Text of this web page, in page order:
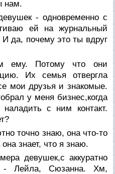
нам.
- одновременно с
ей на журнальный
да, почему это ты вдруг
ему. Потому что они
Их семья отвергла
мои друзья и знакомые.
у меня бизнес,когда
с ним контакт.
точно знаю, она что-то
знает, что я знаю.
девушек,с аккуратно
- Лейла, Сюзанна. Хм,